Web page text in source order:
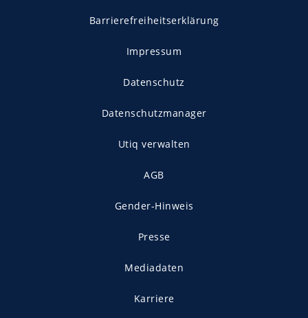
Barrierefreiheitserklärung
Impressum
Datenschutz
Datenschutzmanager
Utiq verwalten
AGB
Gender-Hinweis
Presse
Mediadaten
Karriere